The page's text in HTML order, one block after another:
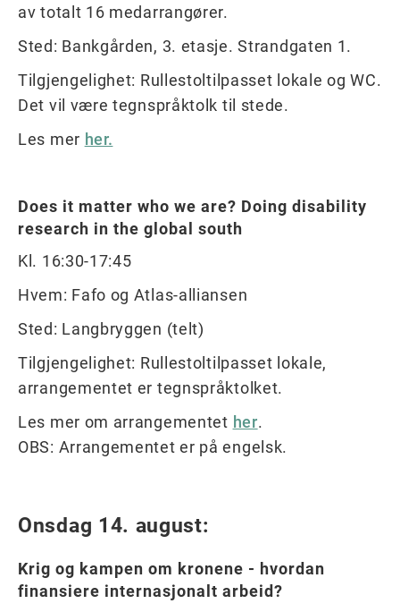
av totalt 16 medarrangører.
Sted: Bankgården, 3. etasje. Strandgaten 1.
Tilgjengelighet: Rullestoltilpasset lokale og WC.
Det vil være tegnspråktolk til stede.
Les mer her.
Does it matter who we are? Doing disability
research in the global south
Kl. 16:30-17:45
Hvem: Fafo og Atlas-alliansen
Sted: Langbryggen (telt)
Tilgjengelighet: Rullestoltilpasset lokale,
arrangementet er tegnspråktolket.
Les mer om arrangementet her.
OBS: Arrangementet er på engelsk.
Onsdag 14. august:
Krig og kampen om kronene - hvordan
finansiere internasjonalt arbeid?